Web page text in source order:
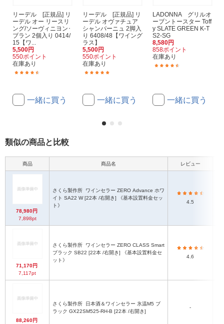
リーデル [正規品] リ
ーデル オー リースリ
ング/ソーヴィニヨン･
ブラン 2個入り 0414/
15【ワ...
5,500円
550ポイント
在庫あり
一緒に買う
リーデル [正規品] リ
ーデル オヴァチュア
シャンパーニュ 2脚入
り 6408/48【ワイング
ラス】
5,500円
550ポイント
在庫あり
一緒に買う
LADONNA グリルオ
ーブントースター Toff
y SLATE GREEN K-T
S2-SG
8,580円
858ポイント
在庫あり
一緒に買う
類似の商品と比較
商品 商品名 レビュー
78,980円
7,898pt
さくら製作所
イト SA22 W [22本 /右開き] 《基本設置料金セッ
ト》
4.5
71,170円
7,117pt
さくら製作所
ブラック SB22 [22本 /右開き] 《基本設置料金セ
ット》
4.6
88,260円
さくら製作所
ラック GX22SM525-RH-B [22本 /右開き]
-